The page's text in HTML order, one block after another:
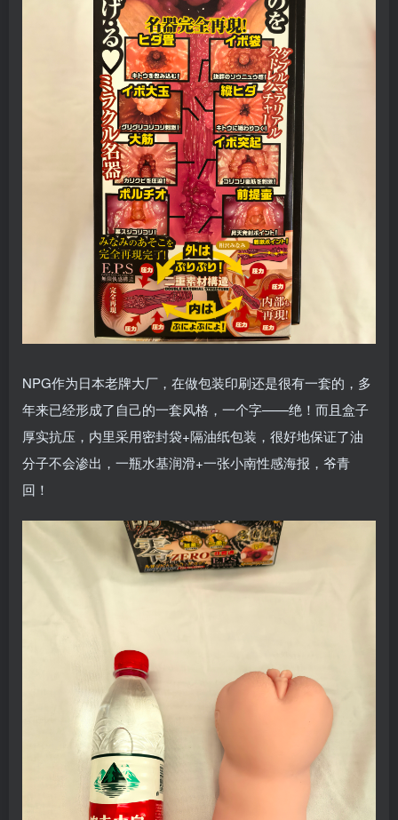
NPG作为日本老牌大厂，在做包装印刷还是很有一套的，多
年来已经形成了自己的一套风格，一个字——绝！而且盒子
厚实抗压，内里采用密封袋+隔油纸包装，很好地保证了油
分子不会渗出，一瓶水基润滑+一张小南性感海报，爷青
回！